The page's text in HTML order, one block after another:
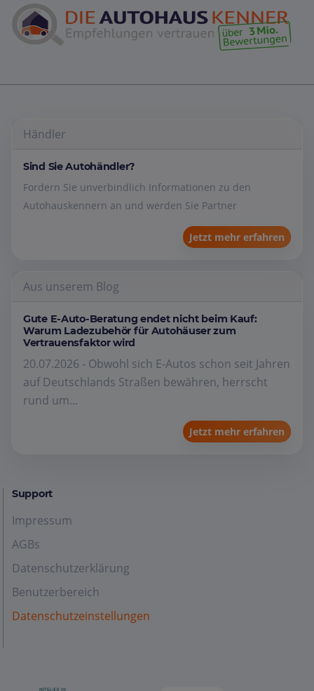
Händler
Sind Sie Autohändler?
Fordern Sie unverbindlich Informationen zu den
Autohauskennern an und werden Sie Partner
Jetzt mehr erfahren
Aus unserem Blog
Gute E-Auto-Beratung endet nicht beim Kauf:
Warum Ladezubehör für Autohäuser zum
Vertrauensfaktor wird
20.07.2026 - Obwohl sich E-Autos schon seit Jahren
auf Deutschlands Straßen bewähren, herrscht
rund um...
Jetzt mehr erfahren
Support
Impressum
AGBs
Datenschutzerklärung
Benutzerbereich
Datenschutzeinstellungen